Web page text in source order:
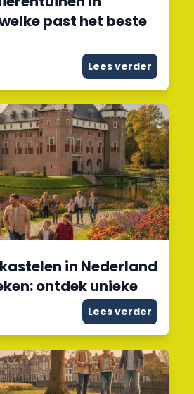
past het beste
Lees verder
in Nederland
ontdek unieke
Lees verder